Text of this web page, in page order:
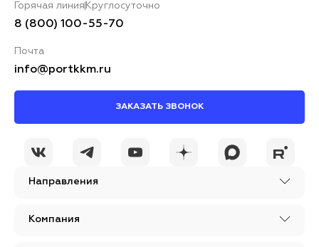
Ваш комментарий*
конфиденциальности
КОММЕНТАРИЙ
Направления
Компания
Горячая линия Круглосуточно
8 (800) 100-55-70
Почта
info@portkkm.ru
ЗАКАЗАТЬ ЗВОНОК